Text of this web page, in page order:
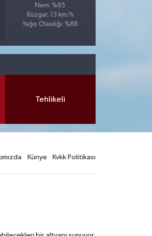
Nem: %65
Rüzgar: 13 km/h
Yağış Olasılığı: %88
Tehlikeli
Künye Kvkk Politikası